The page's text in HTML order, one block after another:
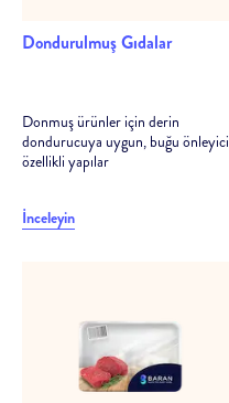
Dondurulmuş Gıdalar
Donmuş ürünler için derin
dondurucuya uygun, buğu önleyici
özellikli yapılar
İnceleyin